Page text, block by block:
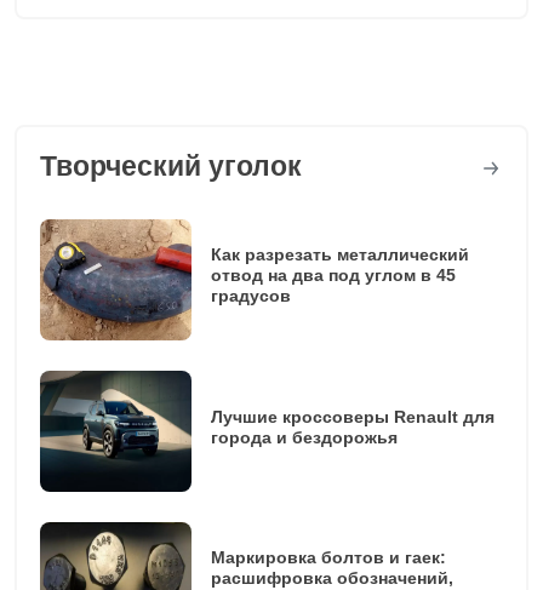
Творческий уголок
Как разрезать металлический
отвод на два под углом в 45
градусов
Лучшие кроссоверы Renault для
города и бездорожья
Маркировка болтов и гаек:
расшифровка обозначений,